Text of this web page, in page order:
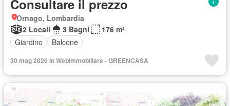
Consultare il prezzo
Ornago, Lombardia
2 Locali
3 Bagni
176 m²
Giardino
Balcone
30 mag 2026 in Webimmobiliare - GREENCASA